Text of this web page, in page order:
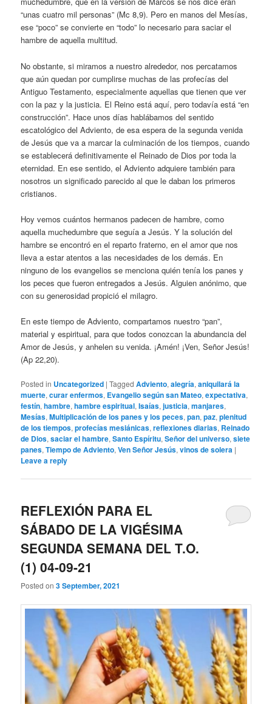
“unas cuatro mil personas” (Mc 8,9). Pero en manos del Mesías,
ese “poco” se convierte en “todo” lo necesario para saciar el
hambre de aquella multitud.
No obstante, si miramos a nuestro alrededor, nos percatamos
que aún quedan por cumplirse muchas de las profecías del
Antiguo Testamento, especialmente aquellas que tienen que ver
con la paz y la justicia. El Reino está aquí, pero todavía está “en
construcción”. Hace unos días hablábamos del sentido
escatológico del Adviento, de esa espera de la segunda venida
de Jesús que va a marcar la culminación de los tiempos, cuando
se establecerá definitivamente el Reinado de Dios por toda la
eternidad. En ese sentido, el Adviento adquiere también para
nosotros un significado parecido al que le daban los primeros
cristianos.
Hoy vemos cuántos hermanos padecen de hambre, como
aquella muchedumbre que seguía a Jesús. Y la solución del
hambre se encontró en el reparto fraterno, en el amor que nos
lleva a estar atentos a las necesidades de los demás. En
ninguno de los evangelios se menciona quién tenía los panes y
los peces que fueron entregados a Jesús. Alguien anónimo, que
con su generosidad propició el milagro.
En este tiempo de Adviento, compartamos nuestro “pan”,
material y espiritual, para que todos conozcan la abundancia del
Amor de Jesús, y anhelen su venida. ¡Amén! ¡Ven, Señor Jesús!
(Ap 22,20).
Posted in Uncategorized |Tagged Adviento,alegría,aniquilará la
muerte,curar enfermos, Evangelio según san Mateo,expectativa,
festín,hambre,hambre espiritual,Isaías,justicia,manjares,
Mesías,Multiplicación de los panes y los peces,pan,paz,plenitud
de los tiempos,profecías mesiánicas,reflexiones diarias, Reinado
de Dios,saciar el hambre,Santo Espíritu,Señor del universo,siete
panes,Tiempo de Adviento,Ven Señor Jesús,vinos de solera |
Leave a reply
REFLEXIÓN PARA EL
SÁBADO DE LA VIGÉSIMA
SEGUNDA SEMANA DEL T.O.
(1) 04-09-21
Posted on3 September, 2021